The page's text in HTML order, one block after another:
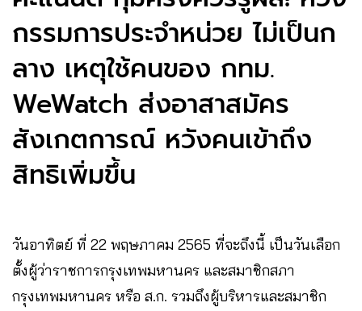
กรรมการประจำหน่วย ไม่เป็นก
ลาง เหตุใช้คนของ กทม.
WeWatch ส่งอาสาสมัคร
สังเกตการณ์ หวังคนเข้าถึง
สิทธิเพิ่มขึ้น
วันอาทิตย์ ที่ 22 พฤษภาคม 2565 ที่จะถึงนี้ เป็นวันเลือก
ตั้งผู้ว่าราชการกรุงเทพมหานคร และสมาชิกสภา
กรุงเทพมหานคร หรือ ส.ก. รวมถึงผู้บริหารและสมาชิก